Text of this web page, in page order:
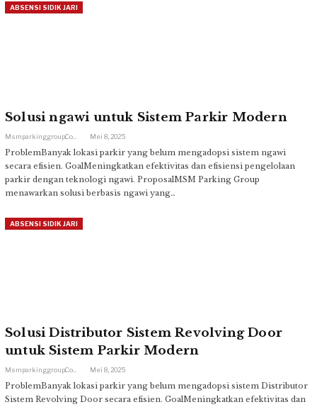
ABSENSI SIDIK JARI
Solusi ngawi untuk Sistem Parkir Modern
Mei 8, 2025
ProblemBanyak lokasi parkir yang belum mengadopsi sistem ngawi
secara efisien. GoalMeningkatkan efektivitas dan efisiensi pengelolaan
parkir dengan teknologi ngawi. ProposalMSM Parking Group
menawarkan solusi berbasis ngawi yang…
ABSENSI SIDIK JARI
Solusi Distributor Sistem Revolving Door
untuk Sistem Parkir Modern
Msmparkinggroup.com Mei 8, 2025
ProblemBanyak lokasi parkir yang belum mengadopsi sistem Distributor
Sistem Revolving Door secara efisien. GoalMeningkatkan efektivitas dan